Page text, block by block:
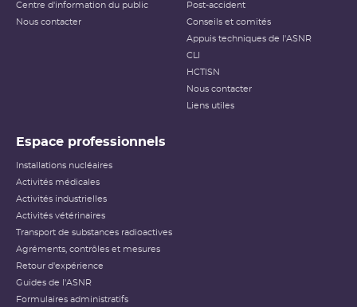
Centre d'information du public
Nous contacter
Post-accident
Conseils et comités
Appuis techniques de l'ASNR
CLI
HCTISN
Nous contacter
Liens utiles
Espace professionnels
Installations nucléaires
Activités médicales
Activités industrielles
Activités vétérinaires
Transport de substances radioactives
Agréments, contrôles et mesures
Retour d'expérience
Guides de l'ASNR
Formulaires administratifs